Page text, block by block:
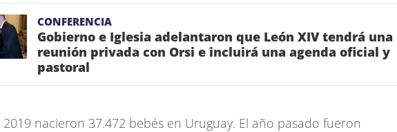
CONFERENCIA
Gobierno e Iglesia adelantaron que León XIV tendrá una
reunión privada con Orsi e incluirá una agenda oficial y
pastoral
2019 nacieron 37.472 bebés en Uruguay. El año pasado fueron